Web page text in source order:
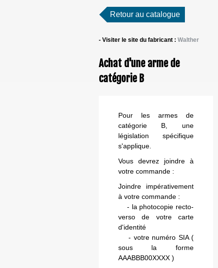
Retour au catalogue
- Visiter le site du fabricant : Walther
Achat d'une arme de
catégorie B
Pour les armes de
catégorie B, une
législation spécifique
s'applique.
Vous devrez joindre à
votre commande :
Joindre impérativement
à votre commande :
- la photocopie recto-
verso de votre carte
d'identité
- votre numéro SIA (
sous la forme
AAABBB00XXXX )